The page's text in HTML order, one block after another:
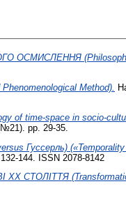
Method).
of time-space in socio-
pp. 29-35.
Гуссерль)
144. ISSN 2078-8142